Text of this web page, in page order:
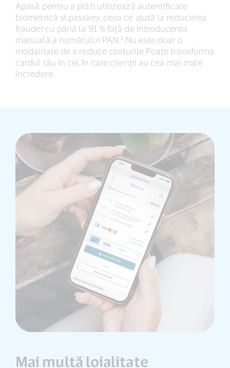
Apasă pentru a plăti utilizează autentificare
biometrică și passkey, ceea ce ajută la reducerea
fraudei cu până la 91 % față de introducerea
manuală a numărului PAN.⁵ Nu este doar o
modalitate de a reduce costurile Poate transforma
cardul tău în cel în care clienții au cea mai mare
încredere.
Mai multă loialitate